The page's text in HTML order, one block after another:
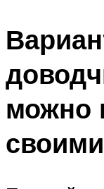
можно